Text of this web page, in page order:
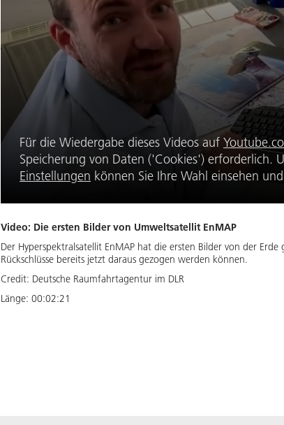
Für die Wiedergabe dieses Videos auf
Speicherung von Daten ('Cookies') erforderlich.
Einstellungen können Sie Ihre Wahl einsehen
Video: Die ersten Bilder von Umweltsatellit EnMAP
Der Hyperspektralsatellit EnMAP hat die ersten Bilder von der
Rückschlüsse bereits jetzt daraus gezogen werden können.
Credit: Deutsche Raumfahrtagentur im DLR
Länge: 00:02:21